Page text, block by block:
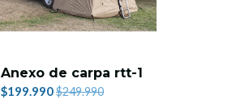
Anexo de carpa rtt-1
$199.990$249.990